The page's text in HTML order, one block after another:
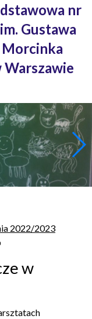
nr
Gustawa
Morcinka
Warszawie
2022/2023
w